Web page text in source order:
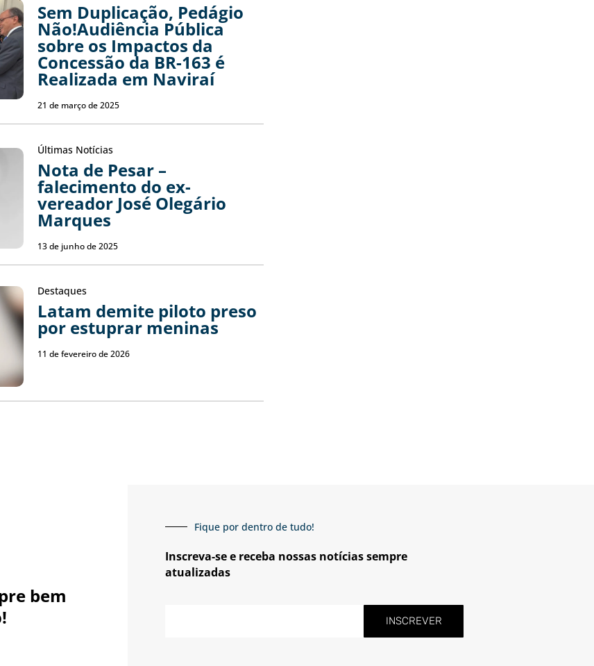
Sem Duplicação, Pedágio
Não!Audiência Pública
sobre os Impactos da
Concessão da BR-163 é
Realizada em Naviraí
21 de março de 2025
Últimas Notícias
Nota de Pesar –
falecimento do ex-
vereador José Olegário
Marques
13 de junho de 2025
Destaques
Latam demite piloto preso
por estuprar meninas
11 de fevereiro de 2026
bem
Fique por dentro de tudo!
Inscreva-se e receba nossas notícias sempre
atualizadas
INSCREVER